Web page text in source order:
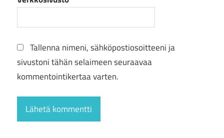
Tallenna nimeni, sähköpostiosoitteeni ja
sivustoni tähän selaimeen seuraavaa
kommentointikertaa varten.